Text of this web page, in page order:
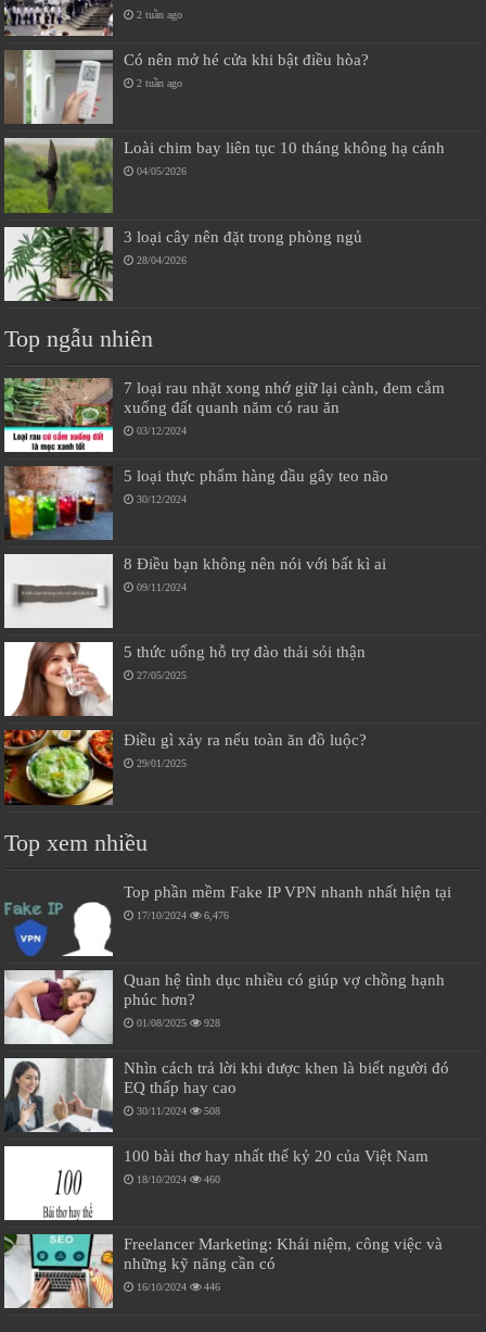
2 tuần ago
Có nên mở hé cửa khi bật điều hòa?
2 tuần ago
Loài chim bay liên tục 10 tháng không hạ cánh
04/05/2026
3 loại cây nên đặt trong phòng ngủ
28/04/2026
Top ngẫu nhiên
7 loại rau nhặt xong nhớ giữ lại cành, đem cắm
xuống đất quanh năm có rau ăn
03/12/2024
5 loại thực phẩm hàng đầu gây teo não
30/12/2024
8 Điều bạn không nên nói với bất kì ai
09/11/2024
5 thức uống hỗ trợ đào thải sỏi thận
27/05/2025
Điều gì xảy ra nếu toàn ăn đồ luộc?
29/01/2025
Top xem nhiều
Top phần mềm Fake IP VPN nhanh nhất hiện tại
17/10/2024 6,476
Quan hệ tình dục nhiều có giúp vợ chồng hạnh
phúc hơn?
01/08/2025 928
Nhìn cách trả lời khi được khen là biết người đó
EQ thấp hay cao
30/11/2024 508
100 bài thơ hay nhất thế kỷ 20 của Việt Nam
18/10/2024 460
Freelancer Marketing: Khái niệm, công việc và
những kỹ năng cần có
16/10/2024 446